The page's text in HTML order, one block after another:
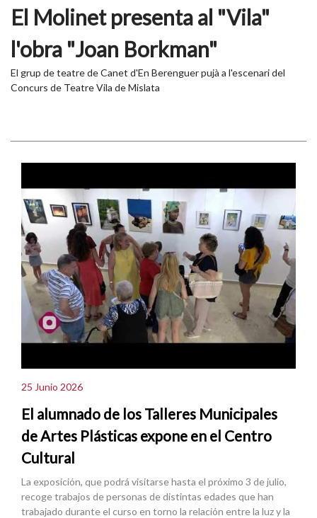
El Molinet presenta al "Vila"
l'obra "Joan Borkman"
El grup de teatre de Canet d'En Berenguer pujà a l'escenari del
Concurs de Teatre Vila de Mislata
25 Junio 2026
El alumnado de los Talleres Municipales
de Artes Plásticas expone en el Centro
Cultural
La exposición, que podrá visitarse hasta el próximo 3 de julio,
recoge trabajos de personas de distintas edades que han
trabajado durante el curso en torno la relación entre la luz y la